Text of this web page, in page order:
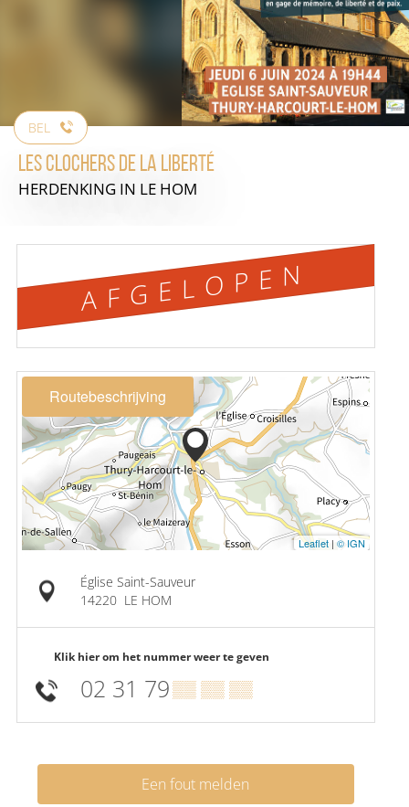
BEL
Les Clochers de la Liberté
HERDENKING IN LE HOM
AFGELOPEN
Routebeschrijving
Leaflet | © IGN
Église Saint-Sauveur
14220 LE HOM
Klik hier om het nummer weer te geven
02 31 79▒▒ ▒▒ ▒▒
Een fout melden